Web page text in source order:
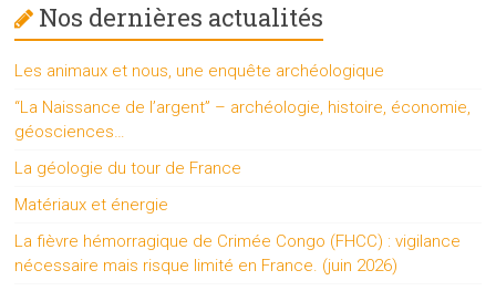
Nos dernières actualités
Les animaux et nous, une enquête archéologique
“La Naissance de l’argent” – archéologie, histoire, économie,
géosciences…
La géologie du tour de France
Matériaux et énergie
La fièvre hémorragique de Crimée Congo (FHCC) : vigilance
nécessaire mais risque limité en France. (juin 2026)